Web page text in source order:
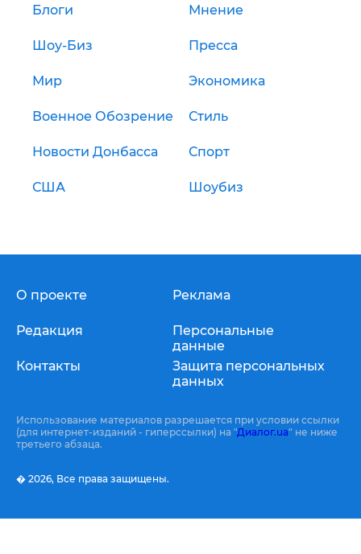
Блоги Мнение
Шоу-Биз Пресса
Мир Экономика
Военное Обозрение Стиль
Новости Донбасса Спорт
США Шоубиз
О проекте
Редакция
Контакты
Реклама
Персональные
данные
Защита персональных
данных
Использование материалов разрешается при условии ссылки
(для интернет-изданий - гиперссылки) на "Диалог.ua" не ниже
третьего абзаца.
� 2026, Все права защищены.